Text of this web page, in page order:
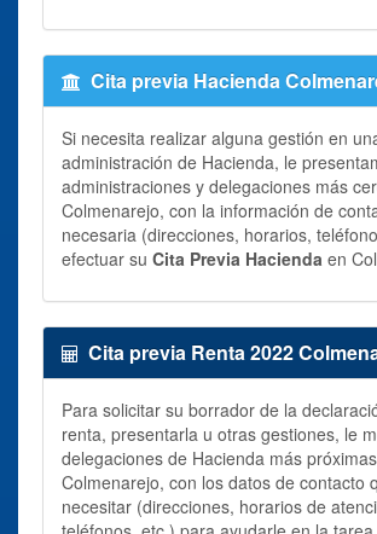
Cita previa Hacienda
Si necesita realizar alguna gestión en
administración de Hacienda, le
administraciones y delegaciones más
Colmenarejo, con la información de
necesaria (direcciones, horarios,
efectuar su Cita Previa Hacienda en
Cita previa Renta 2022
Para solicitar su borrador de la
renta, presentarla u otras gestiones, le
delegaciones de Hacienda más
Colmenarejo, con los datos de contacto
necesitar (direcciones, horarios de